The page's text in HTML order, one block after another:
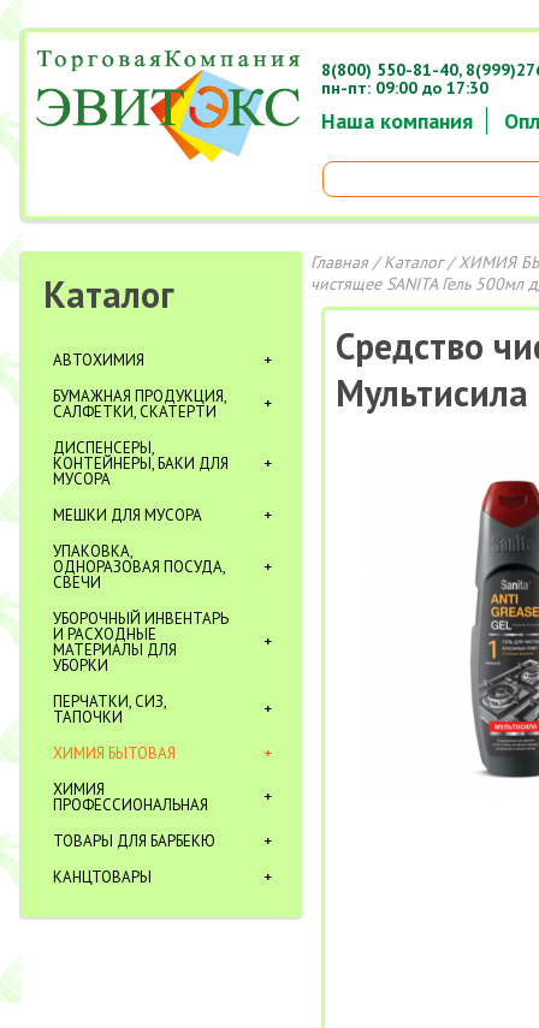
Наша компания
8(800) 550-81-40,
пн-пт: 09:00 до 17:30
Каталог
АВТОХИМИЯ
БУМАЖНАЯ ПРОДУКЦИЯ,
САЛФЕТКИ, СКАТЕРТИ
ДИСПЕНСЕРЫ,
КОНТЕЙНЕРЫ, БАКИ ДЛЯ
МУСОРА
МЕШКИ ДЛЯ МУСОРА
УПАКОВКА,
ОДНОРАЗОВАЯ ПОСУДА,
СВЕЧИ
УБОРОЧНЫЙ ИНВЕНТАРЬ
И РАСХОДНЫЕ
МАТЕРИАЛЫ ДЛЯ
УБОРКИ
ПЕРЧАТКИ, СИЗ,
ТАПОЧКИ
ХИМИЯ БЫТОВАЯ
ХИМИЯ
ПРОФЕССИОНАЛЬНАЯ
ТОВАРЫ ДЛЯ БАРБЕКЮ
КАНЦТОВАРЫ
Главная/Каталог/ХИМИЯ
чистящее SANITA Гель
Средство